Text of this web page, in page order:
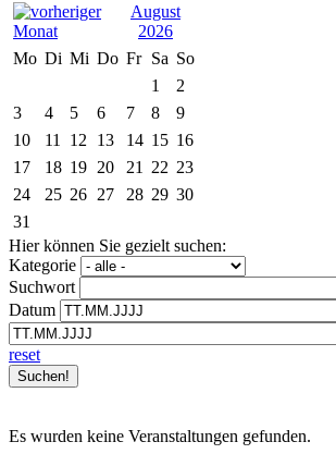
August
2026
Mo Di Mi Do Fr Sa So
1
2
3
4 5 6 7 8
9
10
11 12 13 14 15 16
17
18 19 20 21 22 23
24
25 26 27 28 29 30
31
Hier können Sie gezielt suchen:
Kategorie
Suchwort
Datum
reset
Es wurden keine Veranstaltungen gefunden.